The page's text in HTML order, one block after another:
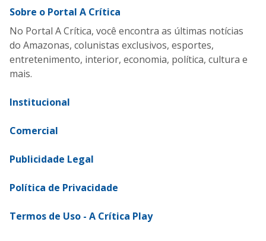
Sobre o Portal A Crítica
No Portal A Crítica, você encontra as últimas notícias
do Amazonas, colunistas exclusivos, esportes,
entretenimento, interior, economia, política, cultura e
mais.
Institucional
Comercial
Publicidade Legal
Política de Privacidade
Termos de Uso - A Crítica Play